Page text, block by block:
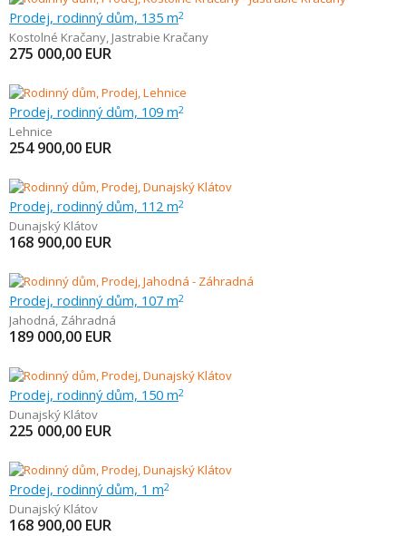
Prodej, rodinný dům, 135 m2
Kostolné Kračany, Jastrabie Kračany
275 000,00 EUR
Prodej, rodinný dům, 109 m2
Lehnice
254 900,00 EUR
Prodej, rodinný dům, 112 m2
Dunajský Klátov
168 900,00 EUR
Prodej, rodinný dům, 107 m2
Jahodná, Záhradná
189 000,00 EUR
Prodej, rodinný dům, 150 m2
Dunajský Klátov
225 000,00 EUR
Prodej, rodinný dům, 1 m2
Dunajský Klátov
168 900,00 EUR